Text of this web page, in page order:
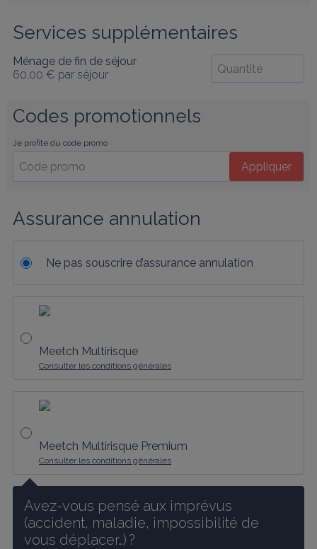
Services supplémentaires
Ménage de fin de séjour
60,00 € par séjour
Codes promotionnels
Je profite du code promo
Appliquer
Assurance annulation
Ne pas souscrire d’assurance annulation
Meetch Multirisque
Consulter les conditions générales
Meetch Multirisque Premium
Consulter les conditions générales
Avez-vous pensé aux imprévus
(accident, maladie, impossibilité de
vous déplacer…) ?